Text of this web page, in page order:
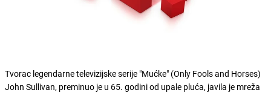
Tvorac legendarne televizijske serije "Mućke" (Only Fools and Horses)
John Sullivan, preminuo je u 65. godini od upale pluća, javila je mreža